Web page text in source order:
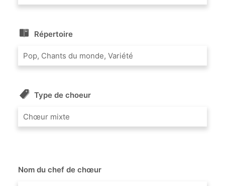
Répertoire
Pop, Chants du monde, Variété
Type de choeur
Chœur mixte
Nom du chef de chœur